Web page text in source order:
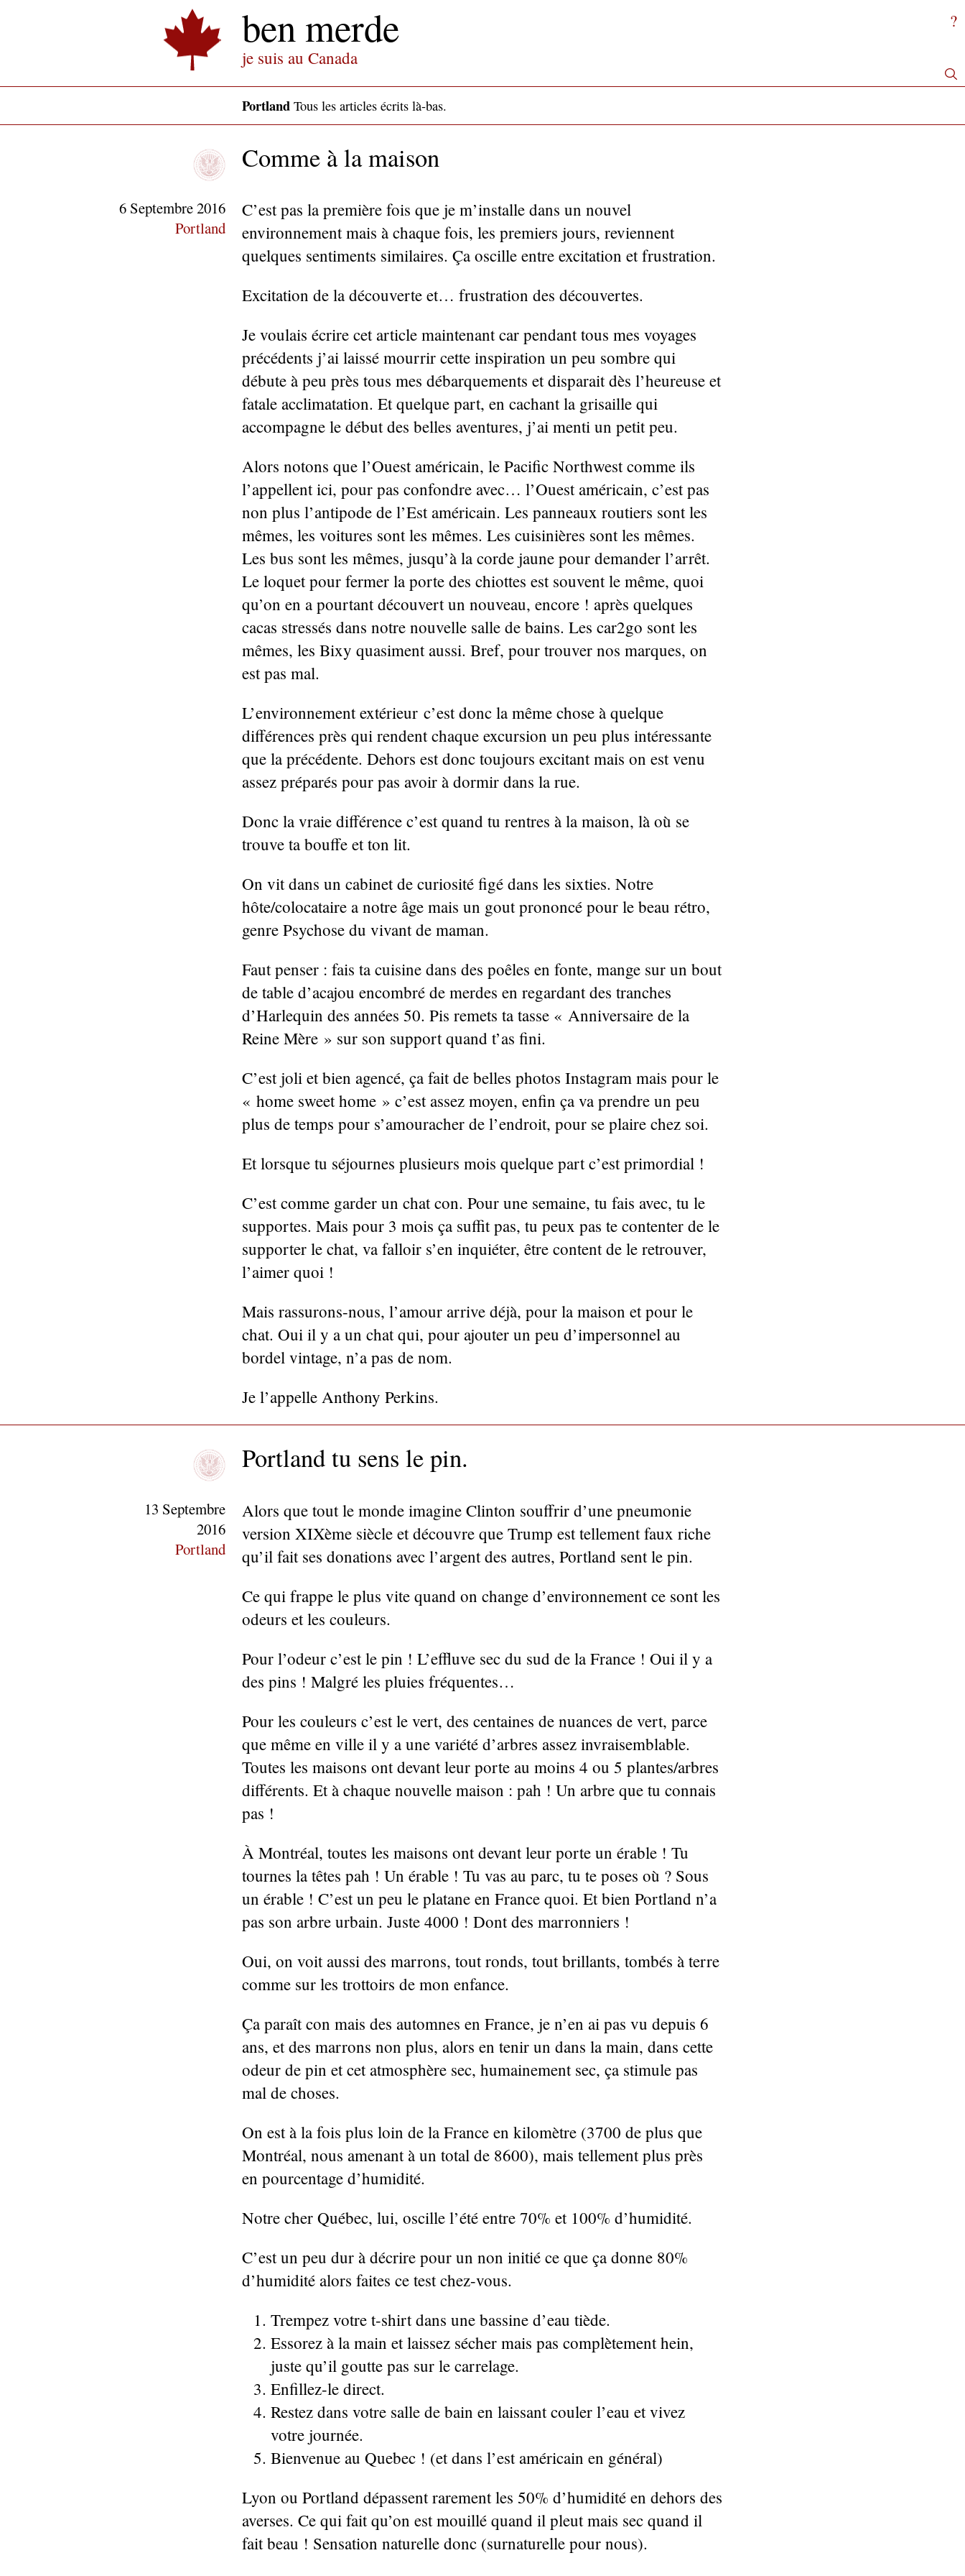
ben merde
je suis au Canada
?
Portland Tous les articles écrits là-bas.
Comme à la maison
6 Septembre 2016
Portland
C’est pas la première fois que je m’installe dans un nouvel
environnement mais à chaque fois, les premiers jours, reviennent
quelques sentiments similaires. Ça oscille entre excitation et frustration.
Excitation de la découverte et… frustration des découvertes.
Je voulais écrire cet article maintenant car pendant tous mes voyages
précédents j’ai laissé mourrir cette inspiration un peu sombre qui
débute à peu près tous mes débarquements et disparait dès l’heureuse et
fatale acclimatation. Et quelque part, en cachant la grisaille qui
accompagne le début des belles aventures, j’ai menti un petit peu.
Alors notons que l’Ouest américain, le Pacific Northwest comme ils
l’appellent ici, pour pas confondre avec… l’Ouest américain, c’est pas
non plus l’antipode de l’Est américain. Les panneaux routiers sont les
mêmes, les voitures sont les mêmes. Les cuisinières sont les mêmes.
Les bus sont les mêmes, jusqu’à la corde jaune pour demander l’arrêt.
Le loquet pour fermer la porte des chiottes est souvent le même, quoi
qu’on en a pourtant découvert un nouveau, encore ! après quelques
cacas stressés dans notre nouvelle salle de bains. Les car2go sont les
mêmes, les Bixy quasiment aussi. Bref, pour trouver nos marques, on
est pas mal.
L’environnement extérieur c’est donc la même chose à quelque
différences près qui rendent chaque excursion un peu plus intéressante
que la précédente. Dehors est donc toujours excitant mais on est venu
assez préparés pour pas avoir à dormir dans la rue.
Donc la vraie différence c’est quand tu rentres à la maison, là où se
trouve ta bouffe et ton lit.
On vit dans un cabinet de curiosité figé dans les sixties. Notre
hôte/colocataire a notre âge mais un gout prononcé pour le beau rétro,
genre Psychose du vivant de maman.
Faut penser : fais ta cuisine dans des poêles en fonte, mange sur un bout
de table d’acajou encombré de merdes en regardant des tranches
d’Harlequin des années 50. Pis remets ta tasse « Anniversaire de la
Reine Mère » sur son support quand t’as fini.
C’est joli et bien agencé, ça fait de belles photos Instagram mais pour le
« home sweet home » c’est assez moyen, enfin ça va prendre un peu
plus de temps pour s’amouracher de l’endroit, pour se plaire chez soi.
Et lorsque tu séjournes plusieurs mois quelque part c’est primordial !
C’est comme garder un chat con. Pour une semaine, tu fais avec, tu le
supportes. Mais pour 3 mois ça suffit pas, tu peux pas te contenter de le
supporter le chat, va falloir s’en inquiéter, être content de le retrouver,
l’aimer quoi !
Mais rassurons-nous, l’amour arrive déjà, pour la maison et pour le
chat. Oui il y a un chat qui, pour ajouter un peu d’impersonnel au
bordel vintage, n’a pas de nom.
Je l’appelle Anthony Perkins.
Portland tu sens le pin.
13 Septembre
2016
Portland
Alors que tout le monde imagine Clinton souffrir d’une pneumonie
version XIXème siècle et découvre que Trump est tellement faux riche
qu’il fait ses donations avec l’argent des autres, Portland sent le pin.
Ce qui frappe le plus vite quand on change d’environnement ce sont les
odeurs et les couleurs.
Pour l’odeur c’est le pin ! L’effluve sec du sud de la France ! Oui il y a
des pins ! Malgré les pluies fréquentes…
Pour les couleurs c’est le vert, des centaines de nuances de vert, parce
que même en ville il y a une variété d’arbres assez invraisemblable.
Toutes les maisons ont devant leur porte au moins 4 ou 5 plantes/arbres
différents. Et à chaque nouvelle maison : pah ! Un arbre que tu connais
pas !
À Montréal, toutes les maisons ont devant leur porte un érable ! Tu
tournes la têtes pah ! Un érable ! Tu vas au parc, tu te poses où ? Sous
un érable ! C’est un peu le platane en France quoi. Et bien Portland n’a
pas son arbre urbain. Juste 4000 ! Dont des marronniers !
Oui, on voit aussi des marrons, tout ronds, tout brillants, tombés à terre
comme sur les trottoirs de mon enfance.
Ça paraît con mais des automnes en France, je n’en ai pas vu depuis 6
ans, et des marrons non plus, alors en tenir un dans la main, dans cette
odeur de pin et cet atmosphère sec, humainement sec, ça stimule pas
mal de choses.
On est à la fois plus loin de la France en kilomètre (3700 de plus que
Montréal, nous amenant à un total de 8600), mais tellement plus près
en pourcentage d’humidité.
Notre cher Québec, lui, oscille l’été entre 70% et 100% d’humidité.
C’est un peu dur à décrire pour un non initié ce que ça donne 80%
d’humidité alors faites ce test chez-vous.
Trempez votre t-shirt dans une bassine d’eau tiède.
Essorez à la main et laissez sécher mais pas complètement hein,
juste qu’il goutte pas sur le carrelage.
Enfillez-le direct.
Restez dans votre salle de bain en laissant couler l’eau et vivez
votre journée.
Bienvenue au Quebec ! (et dans l’est américain en général)
Lyon ou Portland dépassent rarement les 50% d’humidité en dehors des
averses. Ce qui fait qu’on est mouillé quand il pleut mais sec quand il
fait beau ! Sensation naturelle donc (surnaturelle pour nous).